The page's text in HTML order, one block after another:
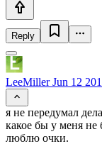
Reply
LeeMillerJun 12
я не передумал
какое бы у меня не
люблю очки.